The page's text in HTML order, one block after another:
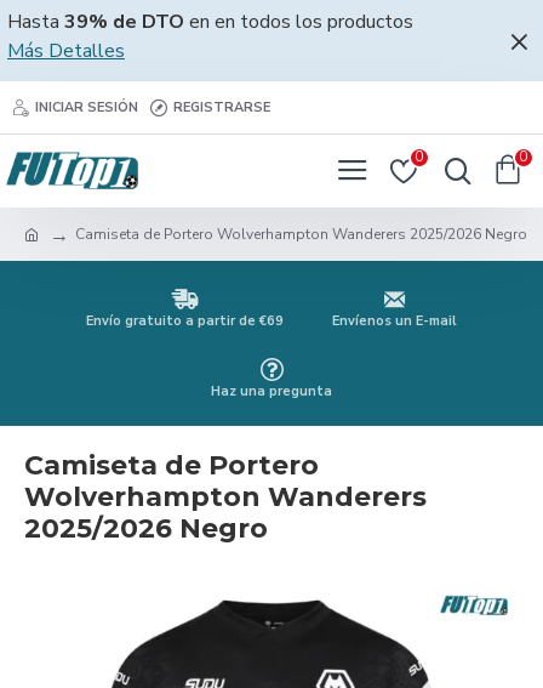
Hasta 39% de DTO en en todos los productos
Más Detalles
INICIAR SESIÓN REGISTRARSE
0 0
Camiseta de Portero Wolverhampton Wanderers 2025/2026 Negro
Envío gratuito a partir de €69 Envíenos un E-mail
Haz una pregunta
Camiseta de Portero
Wolverhampton Wanderers
2025/2026 Negro